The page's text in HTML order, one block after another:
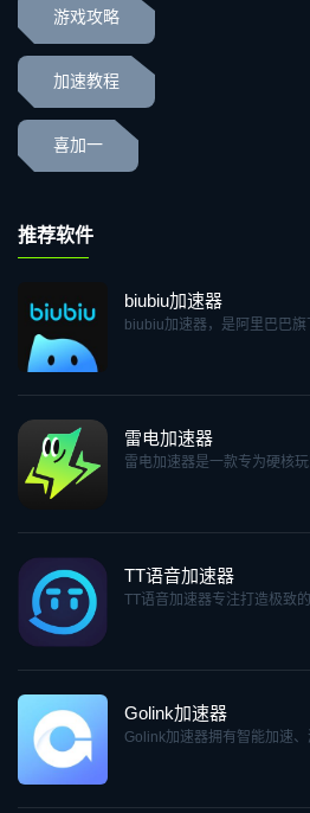
游戏攻略
加速教程
喜加一
推荐软件
biubiu加速器
biubiu加速器，是阿里巴巴旗
雷电加速器
雷电加速器是一款专为硬核
TT语音加速器
TT语音加速器专注打造极致
Golink加速器
Golink加速器拥有智能加速、